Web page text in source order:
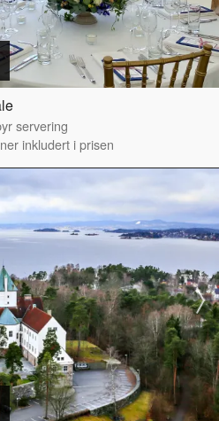
servering
inkludert i prisen